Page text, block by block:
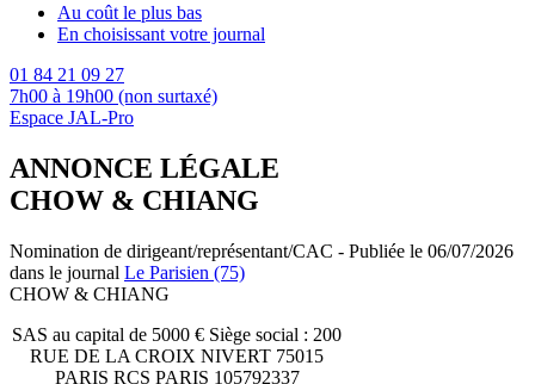
Au coût le plus bas
En choisissant votre journal
01 84 21 09 27
7h00 à 19h00 (non surtaxé)
Espace JAL-Pro
ANNONCE LÉGALE
CHOW & CHIANG
Nomination de dirigeant/représentant/CAC - Publiée le 06/07/2026
dans le journal Le Parisien (75)
CHOW & CHIANG
SAS au capital de 5000 € Siège social : 200
RUE DE LA CROIX NIVERT 75015
PARIS RCS PARIS 105792337